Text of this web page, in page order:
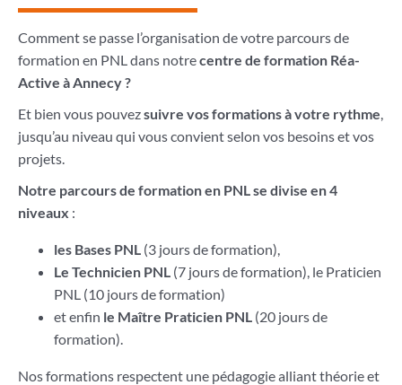
Comment se passe l’organisation de votre parcours de
formation en PNL dans notrecentre de formation Réa-
Active à Annecy ?
Et bien vous pouvezsuivre vos formations à votre rythme,
jusqu’au niveau qui vous convient selon vos besoins et vos
projets.
Notre parcours de formation en PNL se divise en 4
niveaux :
les Bases PNL(3 jours de formation),
Le Technicien PNL(7 jours de formation), le Praticien
PNL (10 jours de formation)
et enfin le Maître Praticien PNL(20 jours de
formation).
Nos formations respectent une pédagogie alliant théorie et